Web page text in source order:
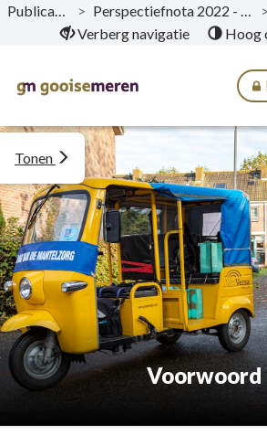
Naar hoofdinhoud
Publicaties > Perspectiefnota 2022 - 2025 >
Verberg navigatie
Hoog
Voorwoord
Tonen